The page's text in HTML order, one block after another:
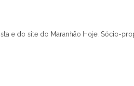
e do site do Maranhão Hoje. Sócio-